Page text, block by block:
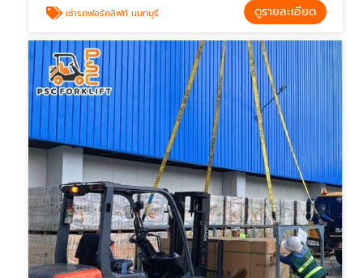
เช่ารถฟอร์คลิฟท์ นนทบุรี ดูรายละเอียด